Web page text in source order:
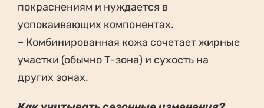
покраснениям и нуждается в
успокаивающих компонентах.
– Комбинированная кожа сочетает жирные
участки (обычно Т-зона) и сухость на
других зонах.